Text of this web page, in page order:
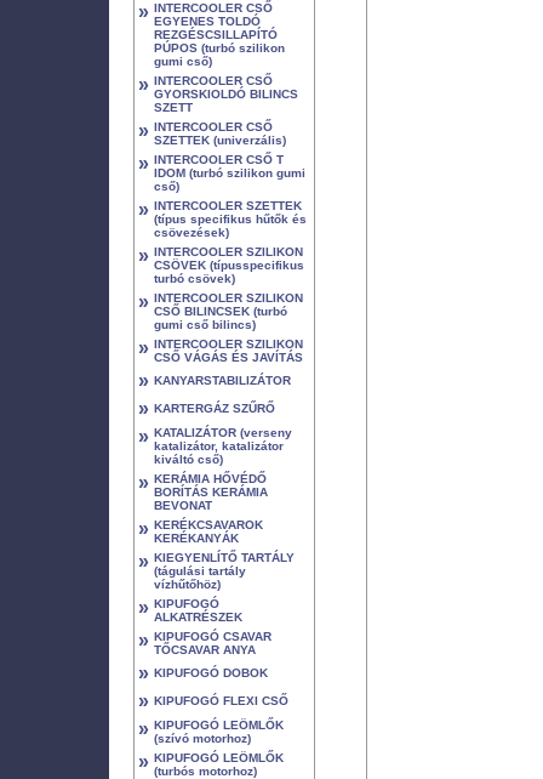
» INTERCOOLER CSŐ
EGYENES TOLDÓ
REZGÉSCSILLAPÍTÓ
PÚPOS (turbó szilikon
gumi cső)
» INTERCOOLER CSŐ
GYORSKIOLDÓ BILINCS
SZETT
» INTERCOOLER CSŐ
SZETTEK (univerzális)
» INTERCOOLER CSŐ T
IDOM (turbó szilikon gumi
cső)
» INTERCOOLER SZETTEK
(típus specifikus hűtők és
csövezések)
» INTERCOOLER SZILIKON
CSÖVEK (típusspecifikus
turbó csövek)
» INTERCOOLER SZILIKON
CSŐ BILINCSEK (turbó
gumi cső bilincs)
» INTERCOOLER SZILIKON
CSŐ VÁGÁS ÉS JAVÍTÁS
» KANYARSTABILIZÁTOR
» KARTERGÁZ SZŰRŐ
» KATALIZÁTOR (verseny
katalizátor, katalizátor
kiváltó cső)
» KERÁMIA HŐVÉDŐ
BORÍTÁS KERÁMIA
BEVONAT
» KERÉKCSAVAROK
KERÉKANYÁK
» KIEGYENLÍTŐ TARTÁLY
(tágulási tartály
vízhűtőhöz)
» KIPUFOGÓ
ALKATRÉSZEK
» KIPUFOGÓ CSAVAR
TŐCSAVAR ANYA
» KIPUFOGÓ DOBOK
» KIPUFOGÓ FLEXI CSŐ
» KIPUFOGÓ LEÖMLŐK
(szívó motorhoz)
» KIPUFOGÓ LEÖMLŐK
(turbós motorhoz)